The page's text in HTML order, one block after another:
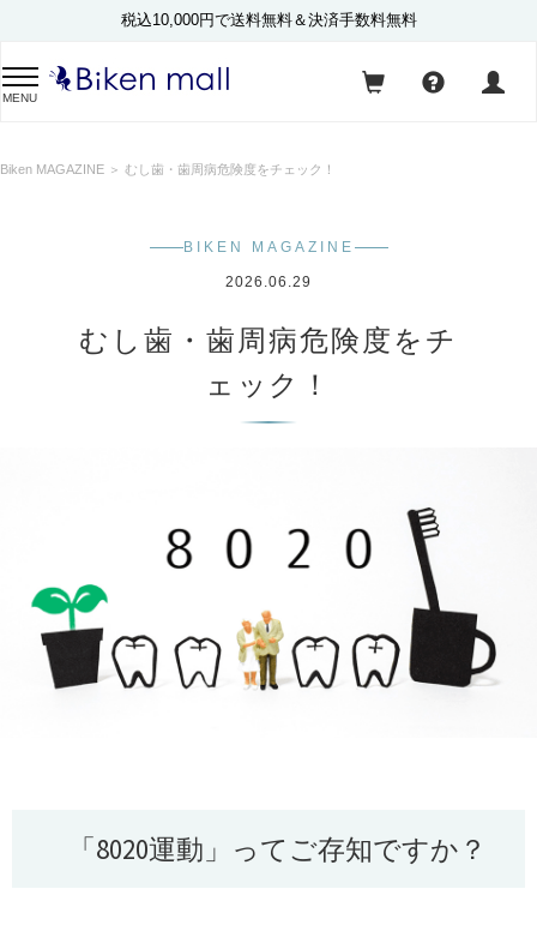
税込10,000円で送料無料＆決済手数料無料
MENU
Biken MAGAZINE ＞ むし歯・歯周病危険度をチェック！
BIKEN MAGAZINE
2026.06.29
むし歯・歯周病危険度をチ
ェック！
「8020運動」ってご存知ですか？